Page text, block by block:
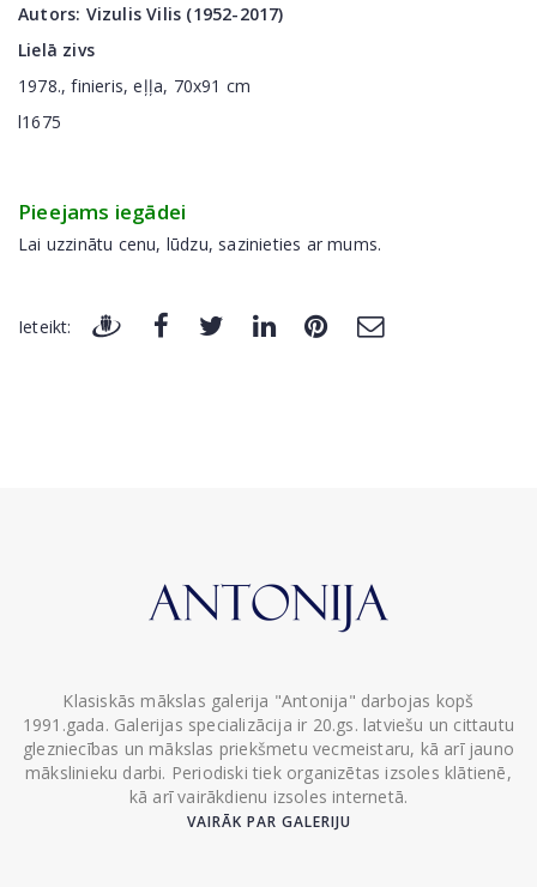
Autors: Vizulis Vilis (1952-2017)
Lielā zivs
1978., finieris, eļļa, 70x91 cm
l1675
Pieejams iegādei
Lai uzzinātu cenu, lūdzu, sazinieties ar mums.
Ieteikt:
Klasiskās mākslas galerija "Antonija" darbojas kopš
1991.gada. Galerijas specializācija ir 20.gs. latviešu un cittautu
glezniecības un mākslas priekšmetu vecmeistaru, kā arī jauno
mākslinieku darbi. Periodiski tiek organizētas izsoles klātienē,
kā arī vairākdienu izsoles internetā.
VAIRĀK PAR GALERIJU